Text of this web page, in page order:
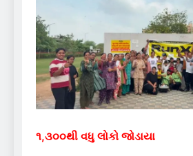
૧,૩૦૦થી વધુ લોકો જોડાયા